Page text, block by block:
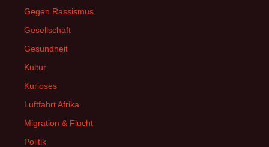
Gegen Rassismus
Gesellschaft
Gesundheit
Kultur
Kurioses
Luftfahrt Afrika
Migration & Flucht
Politik